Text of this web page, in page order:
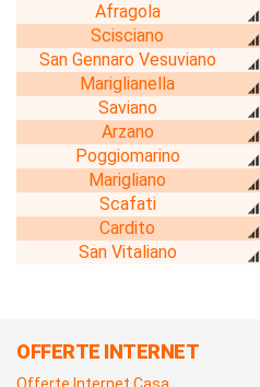
Afragola
Scisciano
San Gennaro Vesuviano
Mariglianella
Saviano
Arzano
Poggiomarino
Marigliano
Scafati
Cardito
San Vitaliano
OFFERTE INTERNET